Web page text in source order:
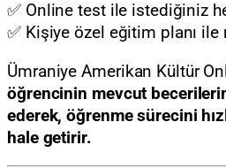
✅ Online test ile istediğiniz
✅ Kişiye özel eğitim planı
Ümraniye Amerikan Kültür
öğrencinin mevcut
ederek, öğrenme sürecini
hale getirir.